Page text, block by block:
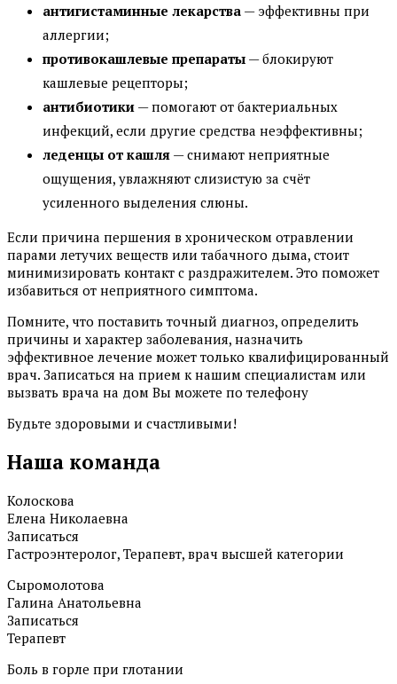
антигистаминные лекарства — эффективны при
аллергии;
противокашлевые препараты — блокируют
кашлевые рецепторы;
антибиотики — помогают от бактериальных
инфекций, если другие средства неэффективны;
леденцы от кашля — снимают неприятные
ощущения, увлажняют слизистую за счёт
усиленного выделения слюны.
Если причина першения в хроническом отравлении
парами летучих веществ или табачного дыма, стоит
минимизировать контакт с раздражителем. Это поможет
избавиться от неприятного симптома.
Помните, что поставить точный диагноз, определить
причины и характер заболевания, назначить
эффективное лечение может только квалифицированный
врач. Записаться на прием к нашим специалистам или
вызвать врача на дом Вы можете по телефону
Будьте здоровыми и счастливыми!
Наша команда
Колоскова
Елена Николаевна
Записаться
Гастроэнтеролог, Терапевт, врач высшей категории
Сыромолотова
Галина Анатольевна
Записаться
Терапевт
Боль в горле при глотании